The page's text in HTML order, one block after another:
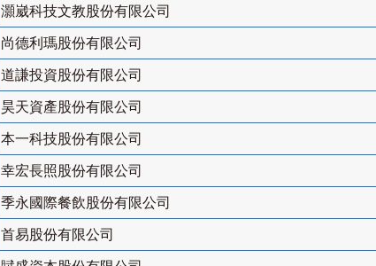
灝崴科技文教股份有限公司
尚德利瑪股份有限公司
道謙投資股份有限公司
昊天資產股份有限公司
本一科技股份有限公司
幸宏長照股份有限公司
季永國際餐飲股份有限公司
首易股份有限公司